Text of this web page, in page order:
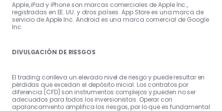
Apple, iPad y iPhone son marcas comerciales de Apple Inc.,
registradas en EE. UU. y otros países. App Store es una marca de
servicio de Apple Inc. Android es una marca comercial de Google
Inc.
DIVULGACIÓN DE RIESGOS
El trading conlleva un elevado nivel de riesgo y puede resultar en
pérdidas que excedan el depósito inicial. Los contratos por
diferencia (CFD) son instrumentos complejos y pueden no ser
adecuados para todos los inversionistas. Operar con
apalancamiento amplifica los riesgos, por lo que es fundamental